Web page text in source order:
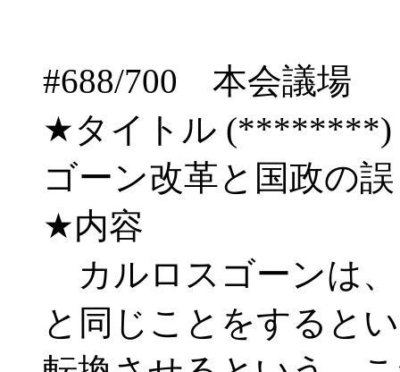
#688/700 本会議場
★タイトル (********)
ゴーン改革と国政の
★内容
カルロスゴーンは
と同じことをすると